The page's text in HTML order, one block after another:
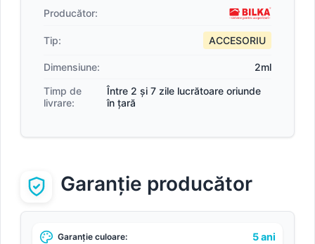
Producător:
Tip: ACCESORIU
Dimensiune:
2ml
Timp de
livrare:
Între 2 și 7 zile lucrătoare oriunde
în țară
Garanție producător
Garanție culoare: 5 ani